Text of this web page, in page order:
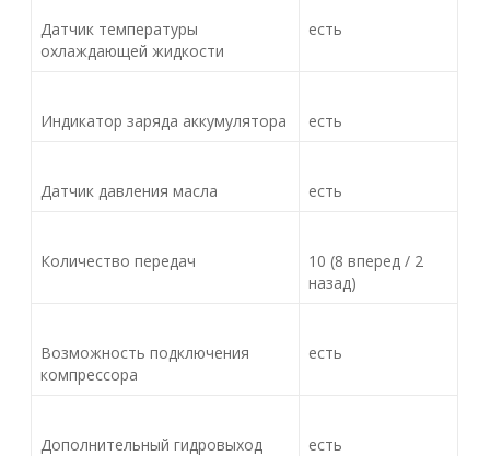
Датчик температуры
охлаждающей жидкости
есть
Индикатор заряда аккумулятора есть
Датчик давления масла есть
Количество передач
10 (8 вперед / 2
назад)
Возможность подключения
компрессора
есть
Дополнительный гидровыход есть